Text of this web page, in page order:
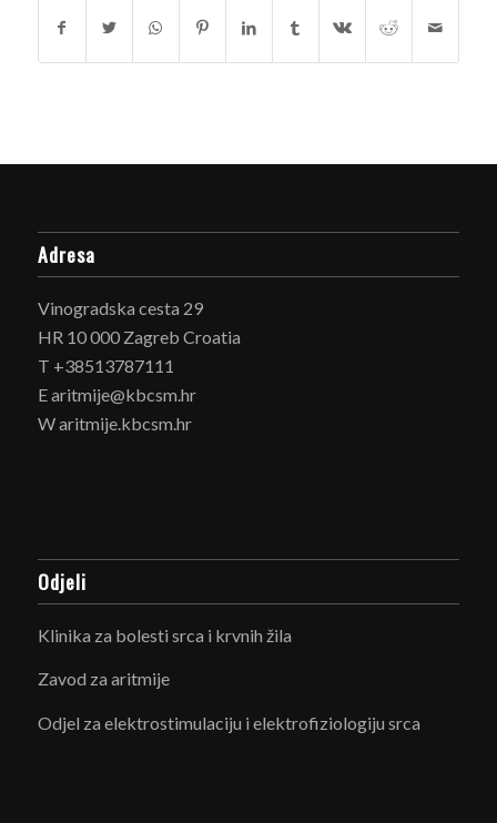
Adresa
Vinogradska cesta 29
HR 10 000 Zagreb Croatia
T +38513787111
E aritmije@kbcsm.hr
W aritmije.kbcsm.hr
Odjeli
Klinika za bolesti srca i krvnih žila
Zavod za aritmije
Odjel za elektrostimulaciju i elektrofiziologiju srca